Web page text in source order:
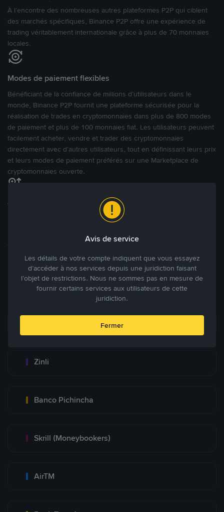
À l’encontre des nombreuses autres plateformes P2P qui ciblent
des marchés spécifiques, Binance P2P offre une expérience de
trading véritablement internationale grâce à plus de 70 monnaies
locales.
Modes de paiement flexibles
Bénéficiant de la confiance de millions d’utilisateurs dans le
monde, Binance P2P fournit une plateforme sécurisée pour la
réalisation de trades en cryptomonnaies dans plus de 800 modes
de paiement et plus de 100 monnaies fiat. Les utilisateurs peuvent
facilement acheter, vendre et trader des cryptomonnaies
directement avec d’autres utilisateurs, tout en définissant leurs prix
et leurs modes de paiement préférés sur une Marketplace de
cryptomonnaies ouverte.
Tradez à des prix avantageux pour vous
Tradez des cryptos en étant libres d’acheter et de vendre à votre
des annonces commerciales pour fixer vos propres prix.
Blog P2P Voir plus
Principaux modes de paiement
Zinli
Banco Pichincha
Skrill (Moneybookers)
AirTM
Avis de service
Les détails de votre compte indiquent que vous essayez
d’accéder à nos services depuis une juridiction faisant
l’objet de restrictions. Nous ne sommes pas en mesure de
fournir certains services aux utilisateurs de cette
juridiction.
Fermer